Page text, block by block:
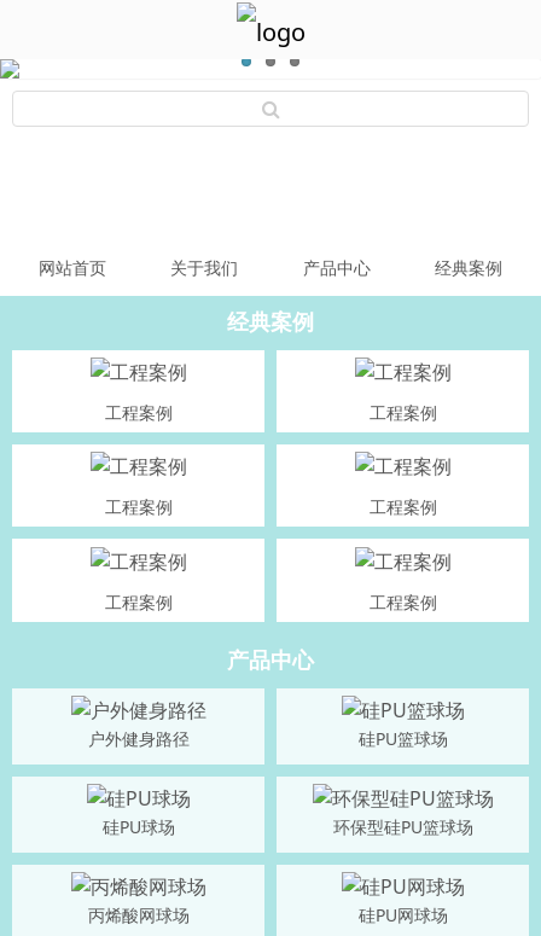
网站首页 关于我们 产品中心 经典案例
经典案例
工程案例 工程案例
工程案例 工程案例
工程案例 工程案例
产品中心
户外健身路径 硅PU篮球场
硅PU球场 环保型硅PU篮球场
丙烯酸网球场 硅PU网球场